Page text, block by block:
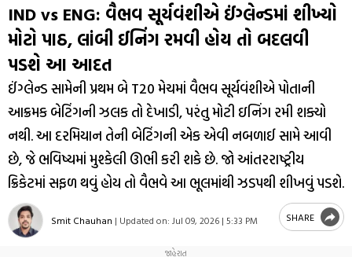
IND vs ENG: વૈભવ સૂર્યવંશીએ ઈંગ્લેન્ડમાં શીખ્યો
મોટો પાઠ, લાંબી ઈનિંગ રમવી હોય તો બદલવી
પડશે આ આદત
ઈંગ્લેન્ડ સામેની પ્રથમ બે T20 મેચમાં વૈભવ સૂર્યવંશીએ પોતાની
આક્રમક બેટિંગની ઝલક તો દેખાડી, પરંતુ મોટી ઇનિંગ રમી શક્યો
નથી. આ દરમિયાન તેની બેટિંગની એક એવી નબળાઈ સામે આવી
છે, જે ભવિષ્યમાં મુશ્કેલી ઊભી કરી શકે છે. જો આંતરરાષ્ટ્રીય
ક્રિકેટમાં સફળ થવું હોય તો વૈભવે આ ભૂલમાંથી ઝડપથી શીખવું પડશે.
Smit Chauhan | Updated on: Jul 09, 2026 | 5:33 PM SHARE